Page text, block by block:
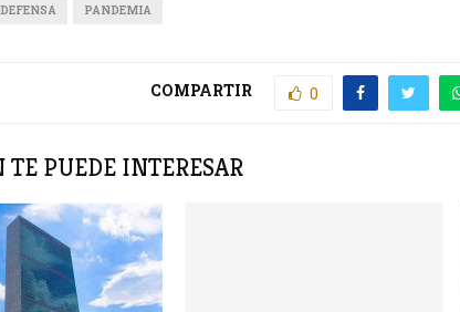
PANDEMIA
COMPARTIR 0
PUEDE INTERESAR